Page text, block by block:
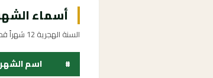
أسماء
السنة الهجرية 12 شهراً قمرياً — إليك أسماؤها ومعانيها
# اسم الشهر